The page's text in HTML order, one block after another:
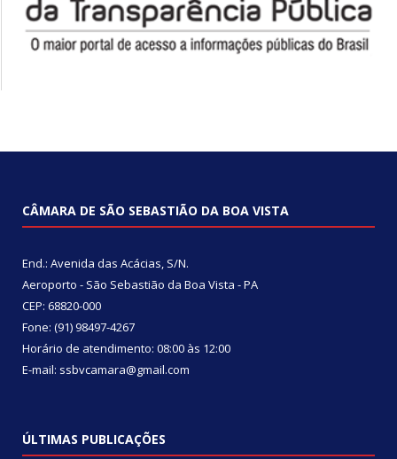
CÂMARA DE SÃO SEBASTIÃO DA BOA VISTA
End.: Avenida das Acácias, S/N.
Aeroporto - São Sebastião da Boa Vista - PA
CEP: 68820-000
Fone: (91) 98497-4267
Horário de atendimento: 08:00 às 12:00
E-mail: ssbvcamara@gmail.com
ÚLTIMAS PUBLICAÇÕES